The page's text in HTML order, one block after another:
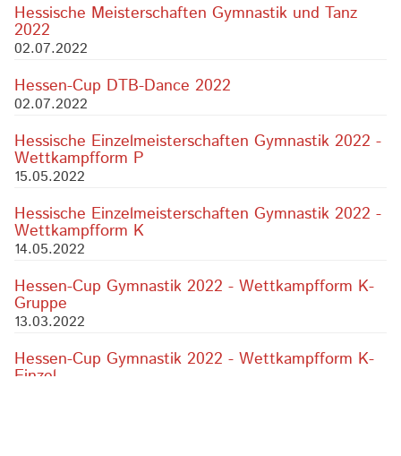
Hessische Meisterschaften Gymnastik und Tanz
2022
02.07.2022
Hessen-Cup DTB-Dance 2022
02.07.2022
Hessische Einzelmeisterschaften Gymnastik 2022 -
Wettkampfform P
15.05.2022
Hessische Einzelmeisterschaften Gymnastik 2022 -
Wettkampfform K
14.05.2022
Hessen-Cup Gymnastik 2022 - Wettkampfform K-
Gruppe
13.03.2022
Hessen-Cup Gymnastik 2022 - Wettkampfform K-
Einzel